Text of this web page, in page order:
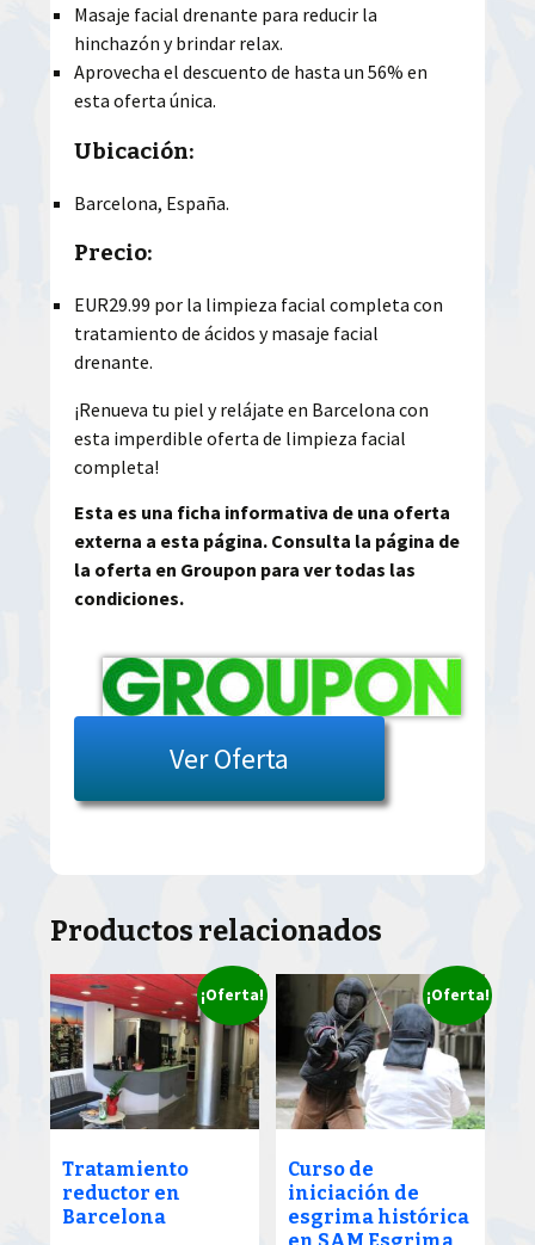
Masaje facial drenante para reducir la
hinchazón y brindar relax.
Aprovecha el descuento de hasta un 56% en
esta oferta única.
Ubicación:
Barcelona, España.
Precio:
EUR29.99 por la limpieza facial completa con
tratamiento de ácidos y masaje facial
drenante.
¡Renueva tu piel y relájate en Barcelona con
esta imperdible oferta de limpieza facial
completa!
Esta es una ficha informativa de una oferta
externa a esta página. Consulta la página de
la oferta en Groupon para ver todas las
condiciones.
Ver Oferta
Productos relacionados
¡Oferta!
Tratamiento
reductor en
Barcelona
¡Oferta!
Curso de
iniciación de
esgrima histórica